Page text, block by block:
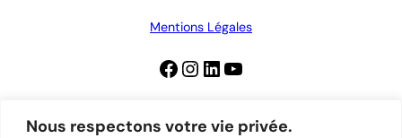
Nous respectons votre vie privée.
Mentions Légales
Facebook Instagram LinkedIn YouTube